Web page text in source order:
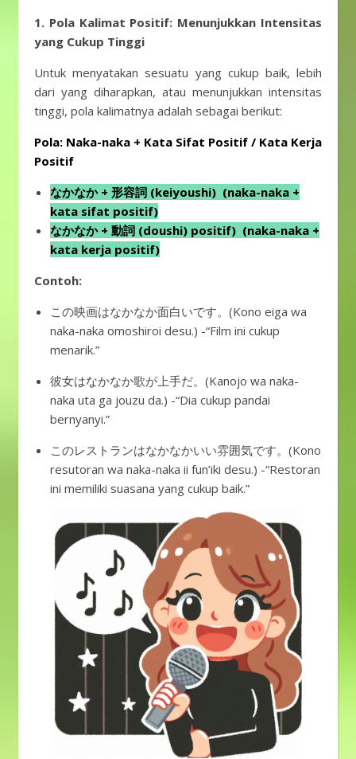
1. Pola Kalimat Positif: Menunjukkan Intensitas
yang Cukup Tinggi
Untuk menyatakan sesuatu yang cukup baik, lebih
dari yang diharapkan, atau menunjukkan intensitas
tinggi, pola kalimatnya adalah sebagai berikut:
Pola: Naka-naka + Kata Sifat Positif / Kata Kerja
Positif
なかなか + 形容詞 (keiyoushi) (naka-naka +
kata sifat positif)
なかなか + 動詞 (doushi) positif) (naka-naka +
kata kerja positif)
Contoh:
この映画はなかなか面白いです。(Kono eiga wa
naka-naka omoshiroi desu.) -“Film ini cukup
menarik.”
彼女はなかなか歌が上手だ。(Kanojo wa naka-
naka uta ga jouzu da.) -“Dia cukup pandai
bernyanyi.”
このレストランはなかなかいい雰囲気です。(Kono
resutoran wa naka-naka ii fun’iki desu.) -“Restoran
ini memiliki suasana yang cukup baik.”